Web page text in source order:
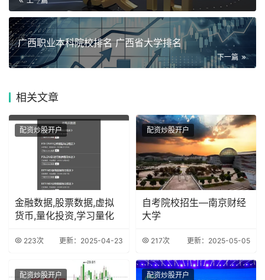
广西职业本科院校排名 广西省大学排名
下一篇
相关文章
配资炒股开户
金融数据,股票数据,虚拟
货币,量化投资,学习量化
223次 更新：2025-04-23
配资炒股开户
自考院校招生—南京财经
大学
217次 更新：2025-05-05
配资炒股开户 配资炒股开户